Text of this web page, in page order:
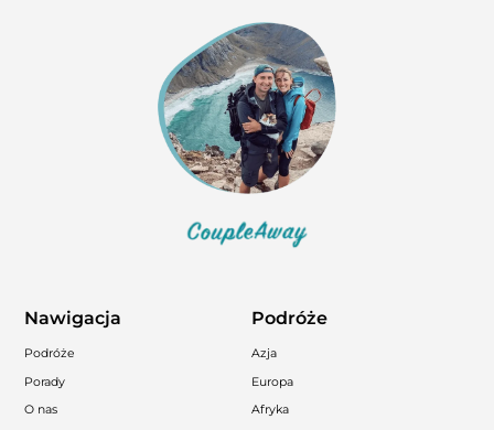
Nawigacja
Podróże
Porady
O nas
Podróże
Azja
Europa
Afryka